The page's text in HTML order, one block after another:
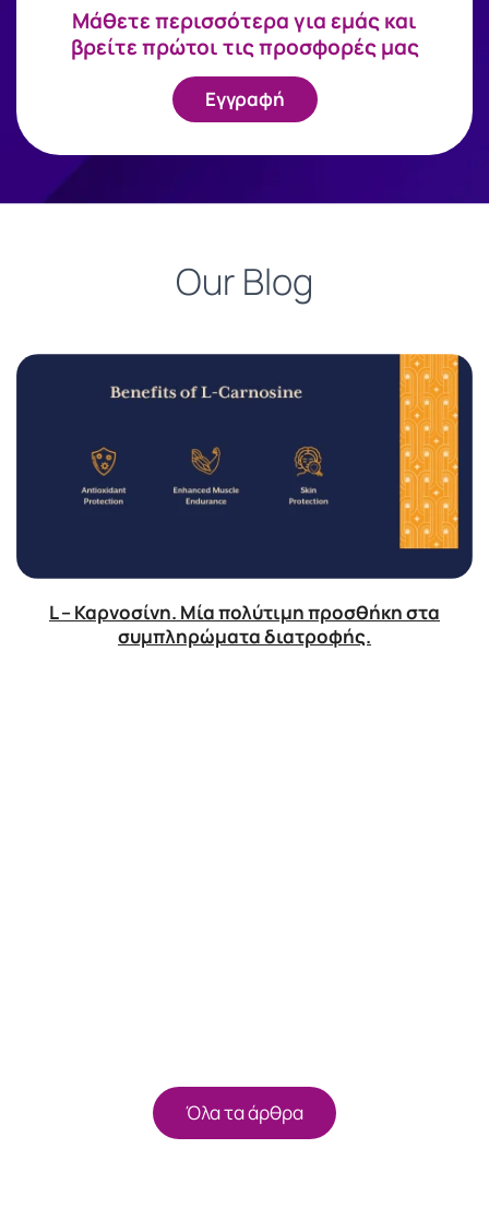
Mάθετε περισσότερα για εμάς και
βρείτε πρώτοι τις προσφορές μας
Εγγραφή
Our Blog
L – Καρνοσίνη. Μία πολύτιμη προσθήκη στα
συμπληρώματα διατροφής.
Όλα τα άρθρα